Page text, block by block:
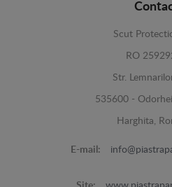
Scut
RO
Str.
535600 -
Harghita,
E-mail: